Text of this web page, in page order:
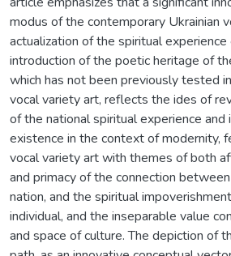
modus of the contemporary Ukrainian
actualization of the spiritual experience
introduction of the poetic heritage of
which has not been previously tested
vocal variety art, reflects the ides of
of the national spiritual experience and
existence in the context of modernity,
vocal variety art with themes of both
and primacy of the connection
nation, and the spiritual
individual, and the inseparable value
and space of culture. The depiction of